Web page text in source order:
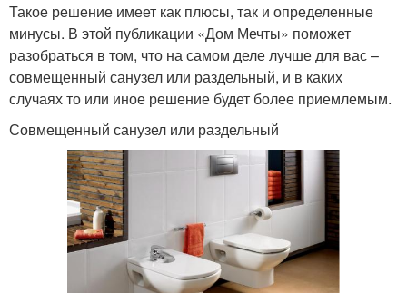
Такое решение имеет как плюсы, так и определенные
минусы. В этой публикации «Дом Мечты» поможет
разобраться в том, что на самом деле лучше для вас –
совмещенный санузел или раздельный, и в каких
случаях то или иное решение будет более приемлемым.
Совмещенный санузел или раздельный